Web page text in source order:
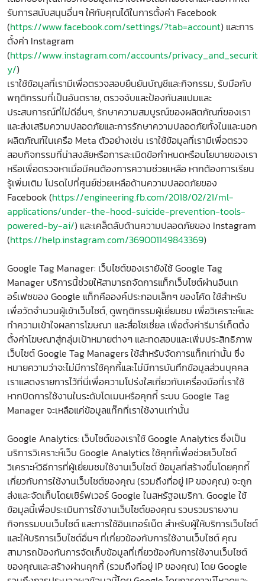
รับการสนับสนุนอื่นๆ ให้กับคุณได้ในการตั้งค่า Facebook
(https://www.facebook.com/settings/?tab=account) และการ
ตั้งค่า Instagram
(https://www.instagram.com/accounts/privacy_and_securit
y/)
เราใช้ข้อมูลที่เรามีเพื่อตรวจสอบยืนยันบัญชีและกิจกรรม, รับมือกับ
พฤติกรรมที่เป็นอันตราย, ตรวจจับและป้องกันสแปมและ
ประสบการณ์ที่ไม่ดีอื่นๆ, รักษาความสมบูรณ์ของผลิตภัณฑ์ของเรา
และส่งเสริมความปลอดภัยและการรักษาความปลอดภัยทั้งในและนอก
ผลิตภัณฑ์ในเครือ Meta ตัวอย่างเช่น เราใช้ข้อมูลที่เรามีเพื่อตรวจ
สอบกิจกรรมที่น่าสงสัยหรือการละเมิดข้อกำหนดหรือนโยบายของเรา
หรือเพื่อตรวจหาเมื่อมีคนต้องการความช่วยเหลือ หากต้องการเรียน
รู้เพิ่มเติม โปรดไปที่ศูนย์ช่วยเหลือด้านความปลอดภัยของ
Facebook (https://engineering.fb.com/2018/02/21/ml-
applications/under-the-hood-suicide-prevention-tools-
powered-by-ai/) และเคล็ดลับด้านความปลอดภัยของ Instagram
(https://help.instagram.com/369001149843369)
Google Tag Manager: เว็บไซต์ของเรายังใช้ Google Tag
Manager บริการนี้ช่วยให้สามารถจัดการแท็กเว็บไซต์ผ่านอินเท
อร์เฟซของ Google แท็กคือองค์ประกอบเล็กๆ ของโค้ด ใช้สำหรับ
เพื่อวัดจำนวนผู้เข้าเว็บไซต์, ดูพฤติกรรมผู้เยี่ยมชม เพื่อวิเคราะห์และ
ทำความเข้าใจผลการโฆษณา และสื่อโซเชี่ยล เพื่อตั้งค่ารีมาร์เก็ตติ้ง
ตั้งค่าโฆษณาสู่กลุ่มเป้าหมายต่างๆ และทดสอบและเพิ่มประสิทธิภาพ
เว็บไซต์ Google Tag Managers ใช้สำหรับจัดการแท็กเท่านั้น ซึ่ง
หมายความว่าจะไม่มีการใช้คุกกี้และไม่มีการบันทึกข้อมูลส่วนบุคคล
เราแสดงรายการไว้ที่นี่เพื่อความโปร่งใสเกี่ยวกับเครื่องมือที่เราใช้
หากปิดการใช้งานในระดับโดเมนหรือคุกกี้ ระบบ Google Tag
Manager จะเหลือแค่ข้อมูลแท๊กที่เราใช้งานเท่านั้น
Google Analytics: เว็บไซต์ของเราใช้ Google Analytics ซึ่งเป็น
บริการวิเคราะห์เว็บ Google Analytics ใช้คุกกี้เพื่อช่วยเว็บไซต์
วิเคราะห์วิธีการที่ผู้เยี่ยมชมใช้งานเว็บไซต์ ข้อมูลที่สร้างขึ้นโดยคุกกี้
เกี่ยวกับการใช้งานเว็บไซต์ของคุณ (รวมถึงที่อยู่ IP ของคุณ) จะถูก
ส่งและจัดเก็บโดยเซิร์ฟเวอร์ Google ในสหรัฐอเมริกา. Google ใช้
ข้อมูลนี้เพื่อประเมินการใช้งานเว็บไซต์ของคุณ รวบรวมรายงาน
กิจกรรมบนเว็บไซต์ และการใช้อินเทอร์เน็ต สำหรับผู้ให้บริการเว็บไซต์
และให้บริการเว็บไซต์อื่นๆ ที่เกี่ยวข้องกับการใช้งานเว็บไซต์ คุณ
สามารถป้องกันการจัดเก็บข้อมูลที่เกี่ยวข้องกับการใช้งานเว็บไซต์
ของคุณและสร้างผ่านคุกกี้ (รวมถึงที่อยู่ IP ของคุณ) โดย Google